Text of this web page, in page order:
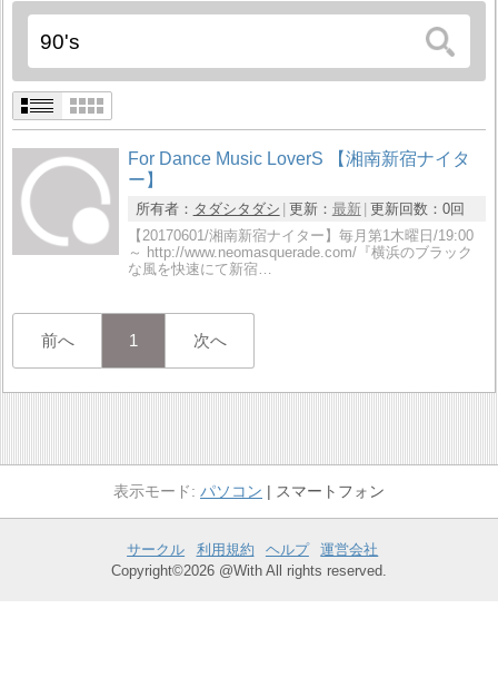
For Dance Music LoverS 【湘南新宿ナイタ
ー】
所有者： タダシタダシ 更新： 最新 更新回数： 0回
【20170601/湘南新宿ナイター】毎月第1木曜日/19:00
～ http://www.neomasquerade.com/『横浜のブラック
な風を快速にて新宿…
前へ 1 次へ
パソコン スマートフォン
サークル 利用規約 ヘルプ
運営会社
Copyright©2026 @With All rights reserved.